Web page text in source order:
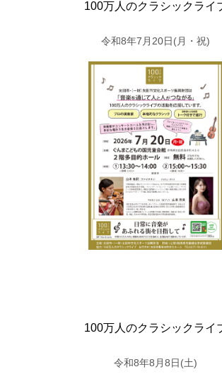
100万人のクラシックライ
令和8年7月20日(月・祝)
100万人のクラシックライ
令和8年8月8日(土)